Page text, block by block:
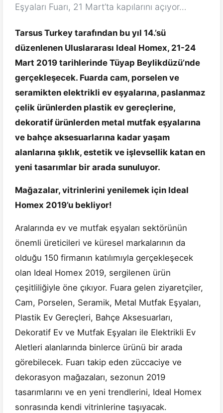
Eşyaları Fuarı, 21 Mart’ta kapılarını açıyor…
Tarsus Turkey tarafından bu yıl 14.’sü
düzenlenen Uluslararası Ideal Homex, 21-24
Mart 2019 tarihlerinde Tüyap Beylikdüzü’nde
gerçekleşecek. Fuarda cam, porselen ve
seramikten elektrikli ev eşyalarına, paslanmaz
çelik ürünlerden plastik ev gereçlerine,
dekoratif ürünlerden metal mutfak eşyalarına
ve bahçe aksesuarlarına kadar yaşam
alanlarına şıklık, estetik ve işlevsellik katan en
yeni tasarımlar bir arada sunuluyor.
Mağazalar, vitrinlerini yenilemek için Ideal
Homex 2019’u bekliyor!
Aralarında ev ve mutfak eşyaları sektörünün
önemli üreticileri ve küresel markalarının da
olduğu 150 firmanın katılımıyla gerçekleşecek
olan Ideal Homex 2019, sergilenen ürün
çeşitliliğiyle öne çıkıyor. Fuara gelen ziyaretçiler,
Cam, Porselen, Seramik, Metal Mutfak Eşyaları,
Plastik Ev Gereçleri, Bahçe Aksesuarları,
Dekoratif Ev ve Mutfak Eşyaları ile Elektrikli Ev
Aletleri alanlarında binlerce ürünü bir arada
görebilecek. Fuarı takip eden züccaciye ve
dekorasyon mağazaları, sezonun 2019
tasarımlarını ve en yeni trendlerini, Ideal Homex
sonrasında kendi vitrinlerine taşıyacak.